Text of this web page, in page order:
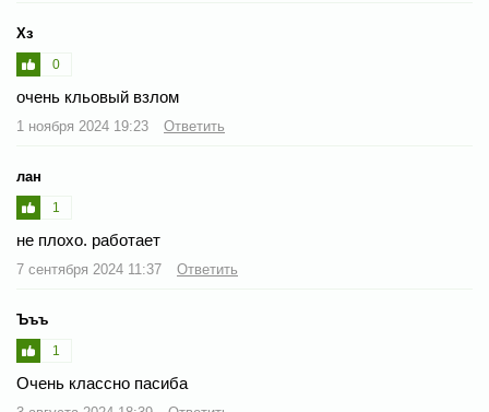
Хз
0
очень кльовый взлом
1 ноября 2024 19:23 Ответить
лан
1
не плохо. работает
7 сентября 2024 11:37 Ответить
Ъъъ
1
Очень классно пасиба